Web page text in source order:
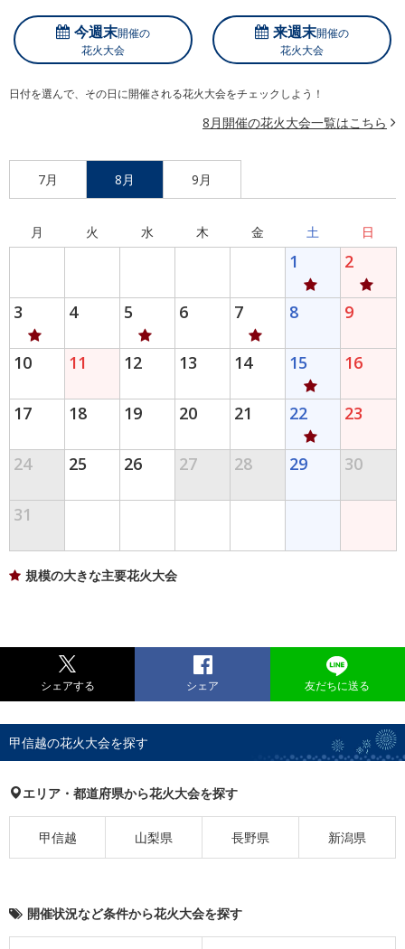
今週末開催の
花火大会
来週末開催の
花火大会
日付を選んで、その日に開催される花火大会をチェックしよう！
8月開催の花火大会一覧はこちら
7月 8月 9月
月 火 水 木 金 土 日
1 2
3 4 5 6 7 8 9
10 11 12 13 14 15 16
17 18 19 20 21 22 23
24 25 26 27 28 29 30
31
規模の大きな主要花火大会
シェアする シェア 友だちに送る
甲信越の花火大会を探す
エリア・都道府県から花火大会を探す
甲信越 山梨県 長野県 新潟県
開催状況など条件から花火大会を探す